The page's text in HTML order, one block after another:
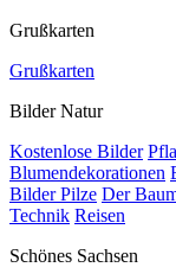
Grußkarten
Grußkarten
Bilder Natur
Kostenlose Bilder
Blumendekorationen
Bilder Pilze Der
Technik Reisen
Schönes Sachsen